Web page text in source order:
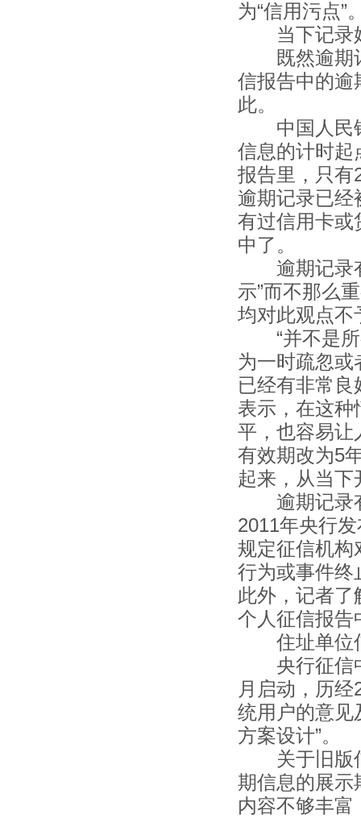
为“信用污
当下记录
既然逾期记
信报告中的逾
此。
中国人民银
信息的计时起
报告里，只有
逾期记录已经
有过信用卡或
中了。
逾期记录有
示”而不那么
均对此观
“并不是所
为一时疏忽
已经有非常良
表示，在这种
平，也容易让
有效期改为5
起来，从当
逾期记录有
2011年央行
规定征信机构
行为或事件终
此外，记者
个人征信报
住址单位
央行征信中
月启动，历
统用户的意见
方案设计
关于旧版信
期信息的展示
内容不够丰